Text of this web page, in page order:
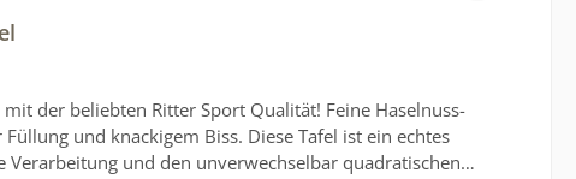
der beliebten Ritter Sport Qualität! Feine Haselnuss-
und knackigem Biss. Diese Tafel ist ein echtes
und den unverwechselbar quadratischen